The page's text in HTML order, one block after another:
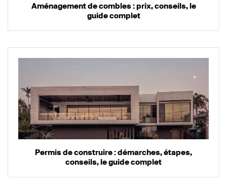
Aménagement de combles : prix, conseils, le
guide complet
Permis de construire : démarches, étapes,
conseils, le guide complet